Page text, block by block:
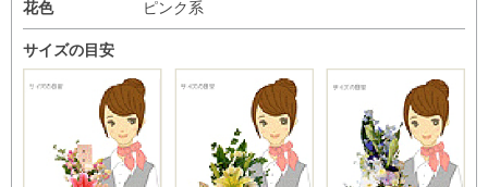
花色 ピンク系
サイズの目安